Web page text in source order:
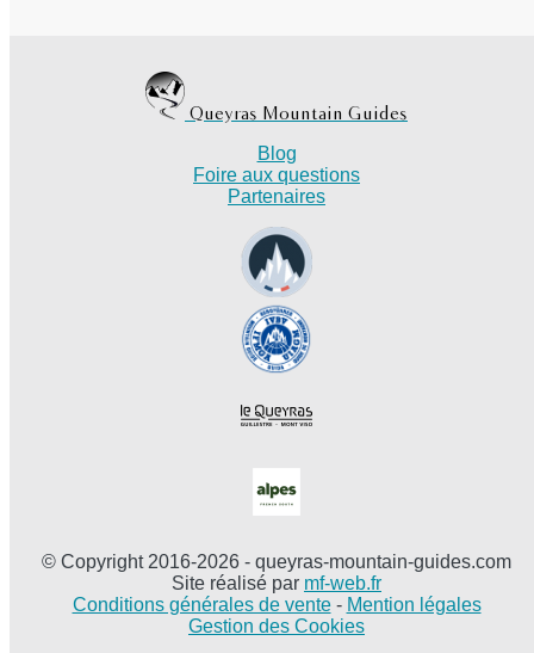
Queyras Mountain Guides
Blog
Foire aux questions
Partenaires
© Copyright 2016-2026 - queyras-mountain-guides.com
Site réalisé par mf-web.fr
Conditions générales de vente- Mention légales
Gestion des Cookies